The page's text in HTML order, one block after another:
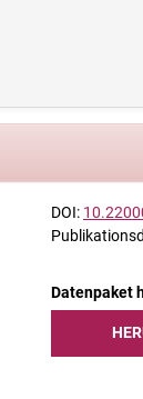
DOI:
Datenpaket